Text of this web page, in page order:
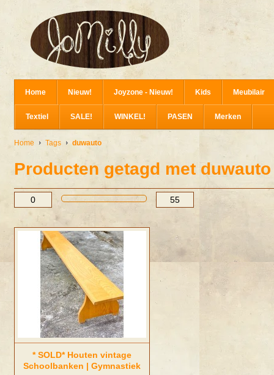
Home Nieuw! Joyzone - Nieuw! Kids Meubilair
Textiel SALE! WINKEL! PASEN Merken
Home Tags duwauto
Producten getagd met duwauto
* SOLD* Houten vintage
Schoolbanken | Gymnastiek